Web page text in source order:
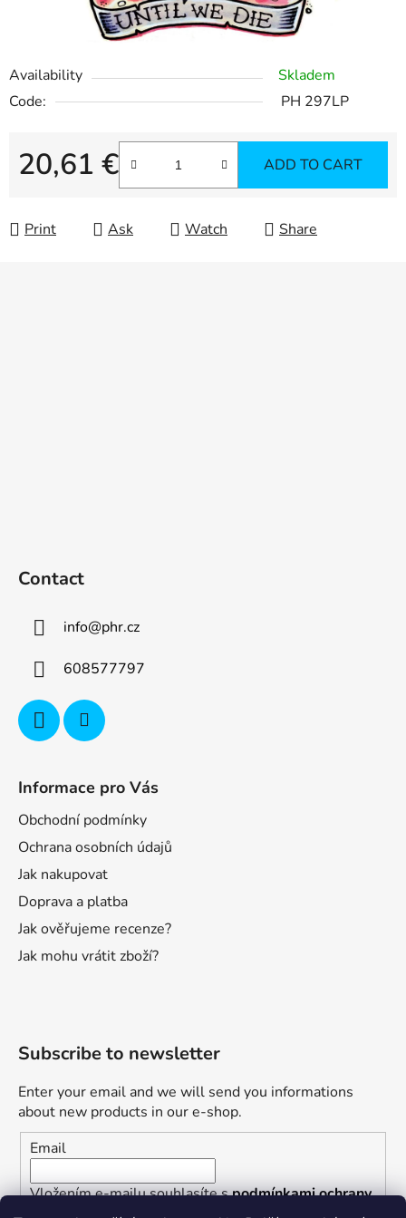
Availability
Skladem
Code:
PH 297LP
20,61 € ADD TO CART
Print Ask Watch Share
Contact
info@phr.cz
608577797
Informace pro Vás
Obchodní podmínky
Ochrana osobních údajů
Jak nakupovat
Doprava a platba
Jak ověřujeme recenze?
Jak mohu vrátit zboží?
Subscribe to newsletter
Enter your email and we will send you informations
about new products in our e-shop.
Email
Vložením e-mailu souhlasíte spodmínkami ochrany
osobních údajů